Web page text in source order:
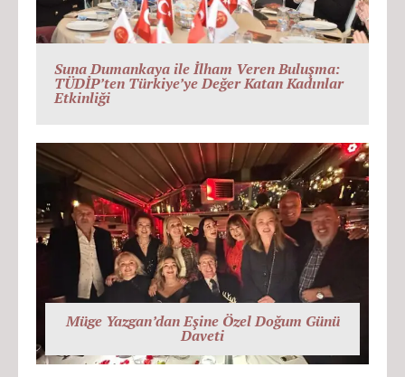
Suna Dumankaya ile İlham Veren Buluşma:
TÜDİP’ten Türkiye’ye Değer Katan Kadınlar
Etkinliği
Müge Yazgan’dan Eşine Özel Doğum Günü
Daveti